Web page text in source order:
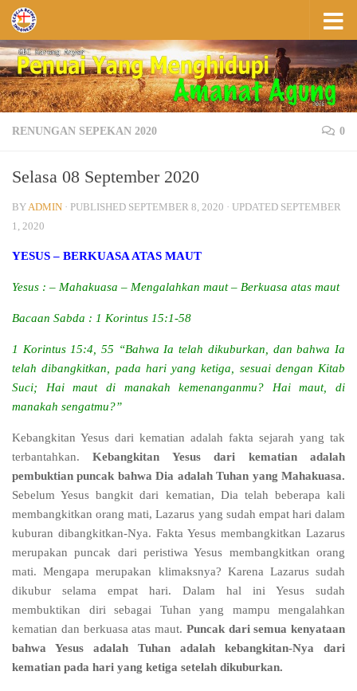
Skip to content
RENUNGAN SEPEKAN 2020 0
Selasa 08 September 2020
BYADMIN · PUBLISHED SEPTEMBER 8, 2020 · UPDATED SEPTEMBER
1, 2020
YESUS – BERKUASA ATAS MAUT
Yesus : – Mahakuasa – Mengalahkan maut – Berkuasa atas maut
Bacaan Sabda : 1 Korintus 15:1-58
1 Korintus 15:4, 55 “Bahwa Ia telah dikuburkan, dan bahwa Ia
telah dibangkitkan, pada hari yang ketiga, sesuai dengan Kitab
Suci; Hai maut di manakah kemenanganmu? Hai maut, di
manakah sengatmu?”
Kebangkitan Yesus dari kematian adalah fakta sejarah yang tak
terbantahkan. Kebangkitan Yesus dari kematian adalah
pembuktian puncak bahwa Dia adalah Tuhan yang Mahakuasa.
Sebelum Yesus bangkit dari kematian, Dia telah beberapa kali
membangkitkan orang mati, Lazarus yang sudah empat hari dalam
kuburan dibangkitkan-Nya. Fakta Yesus membangkitkan Lazarus
merupakan puncak dari peristiwa Yesus membangkitkan orang
mati. Mengapa merupakan klimaksnya? Karena Lazarus sudah
dikubur selama empat hari. Dalam hal ini Yesus sudah
membuktikan diri sebagai Tuhan yang mampu mengalahkan
kematian dan berkuasa atas maut. Puncak dari semua kenyataan
bahwa Yesus adalah Tuhan adalah kebangkitan-Nya dari
kematian pada hari yang ketiga setelah dikuburkan.